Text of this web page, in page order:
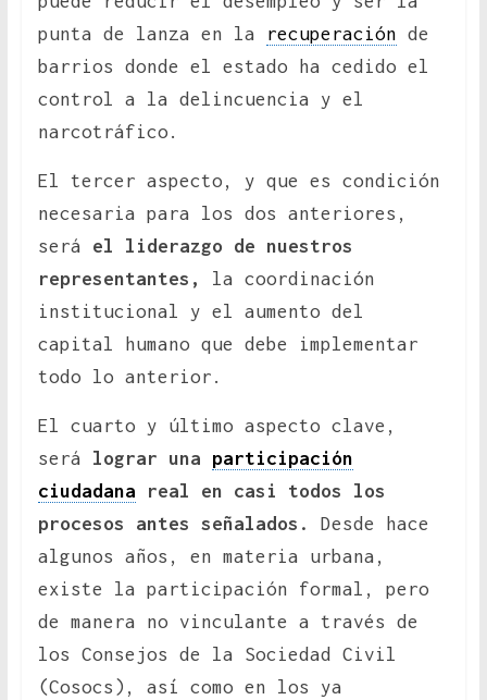
punta de lanza en la
recuperación de
barrios donde el estado ha cedido el
control a la delincuencia y el
narcotráfico.
El tercer aspecto, y que es condición
necesaria para los dos anteriores,
será el liderazgo de nuestros
representantes,
la coordinación
institucional y el aumento del
capital humano que debe implementar
todo lo anterior.
El cuarto y último aspecto clave,
será lograr una participación
ciudadana real en casi todos los
procesos antes señalados. Desde hace
algunos años, en materia urbana,
existe la participación formal, pero
de manera no vinculante a través de
los Consejos de la Sociedad Civil
(Cosocs), así como en los ya